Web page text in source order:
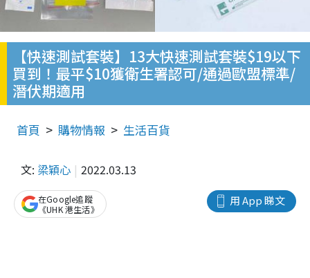
【快速測試套裝】13大快速測試套裝$19以下
買到！最平$10獲衛生署認可/通過歐盟標準/
潛伏期適用
首頁 購物情報 生活百貨
文: 梁穎心 2022.03.13
用 App 睇文
在Google追蹤
《UHK 港生活》